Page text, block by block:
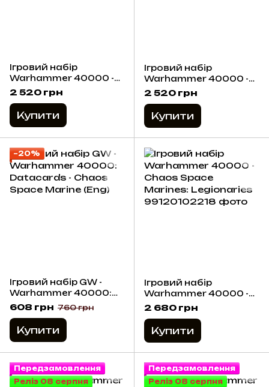
Ігровий набір
Warhammer 40000 -
Chaos Space Marines:
2 520 грн
Купити
Ігровий набір
Warhammer 40000 -
Chaos Space Marines:
2 520 грн
Купити
−20%
Ігровий набір GW -
Warhammer 40000:
Datacards - Chaos
Space Marine (Eng)
608 грн 760 грн
Купити
Ігровий набір
Warhammer 40000 -
Chaos Space Marines:
Legionaries
2 680 грн
Купити
Передзамовлення
Реліз 08 серпня
Передзамовлення
Реліз 08 серпня